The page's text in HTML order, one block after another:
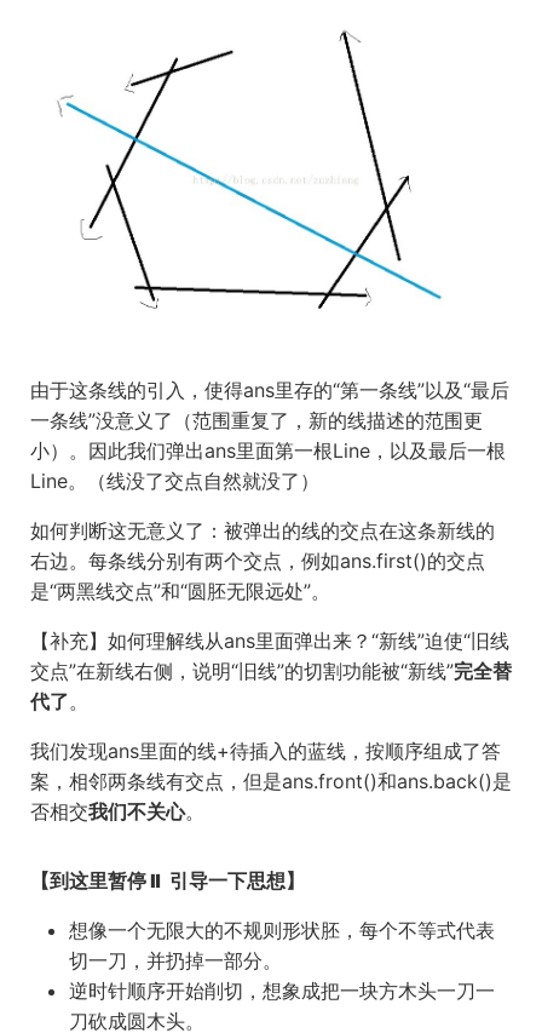
由于这条线的引入，使得ans里存的“第一条线”以及“最后
一条线”没意义了（范围重复了，新的线描述的范围更
小）。因此我们弹出ans里面第一根Line，以及最后一根
Line。（线没了交点自然就没了）
如何判断这无意义了：被弹出的线的交点在这条新线的
右边。每条线分别有两个交点，例如ans.first()的交点
是“两黑线交点”和“圆胚无限远处”。
【补充】如何理解线从ans里面弹出来？“新线”迫使“旧线
交点”在新线右侧，说明“旧线”的切割功能被“新线”完全替
代了。
我们发现ans里面的线+待插入的蓝线，按顺序组成了答
案，相邻两条线有交点，但是ans.front()和ans.back()是
否相交我们不关心。
【到这里暂停⏸️ 引导一下思想】
想像一个无限大的不规则形状胚，每个不等式代表
切一刀，并扔掉一部分。
逆时针顺序开始削切，想象成把一块方木头一刀一
刀砍成圆木头。